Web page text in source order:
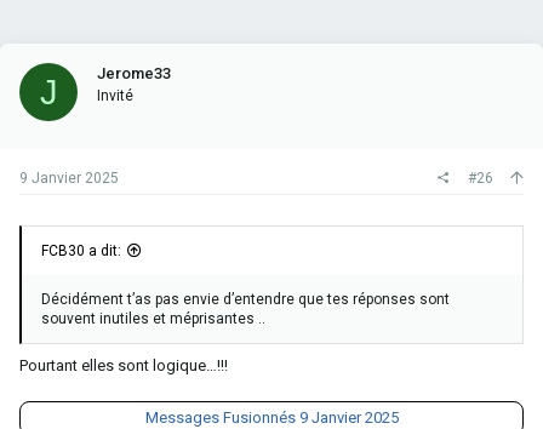
J Jerome33
Invité
9 Janvier 2025 #26
FCB30 a dit:
Décidément t’as pas envie d’entendre que tes réponses sont
souvent inutiles et méprisantes ..
Pourtant elles sont logique…!!!
Messages Fusionnés 9 Janvier 2025